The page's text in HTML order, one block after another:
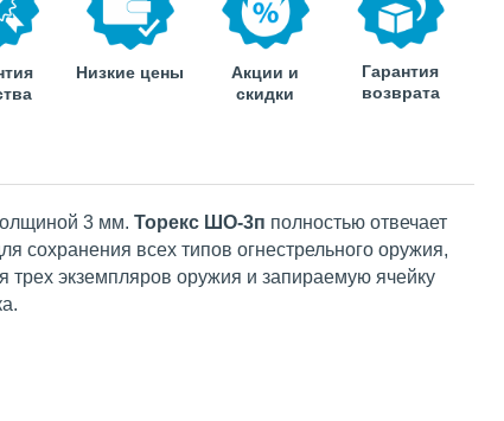
Низкие цены
Акции и
скидки
Гарантия
возврата
3 мм. Торекс ШО-3п полностью отвечает
всех типов огнестрельного оружия,
экземпляров оружия и запираемую ячейку